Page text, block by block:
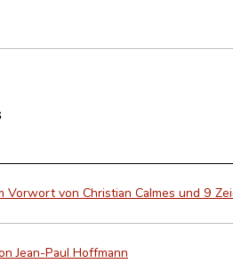
Vorwort von Christian Calmes und 9
Jean-Paul Hoffmann